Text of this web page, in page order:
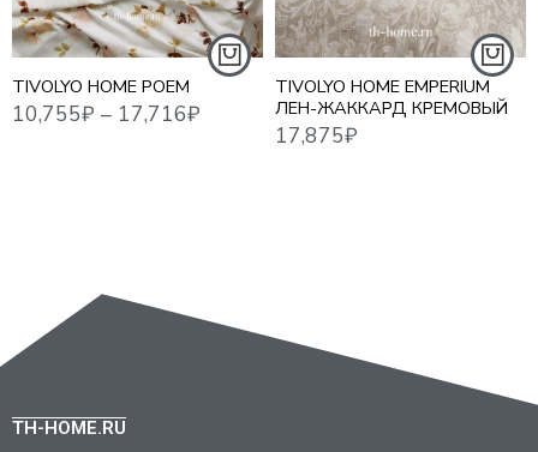
TIVOLYO HOME POEM
СЕМЕЙНЫЙ
TIVOLYO HOME EMPERIUM
ЛЕН-ЖАККАРД КРЕМОВЫЙ
TH-HOME.RU